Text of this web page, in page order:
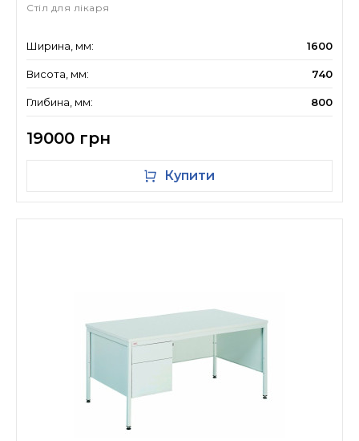
Стіл для лікаря
Ширина, мм: 1600
Висота, мм: 740
Глибина, мм: 800
19000 грн
Купити